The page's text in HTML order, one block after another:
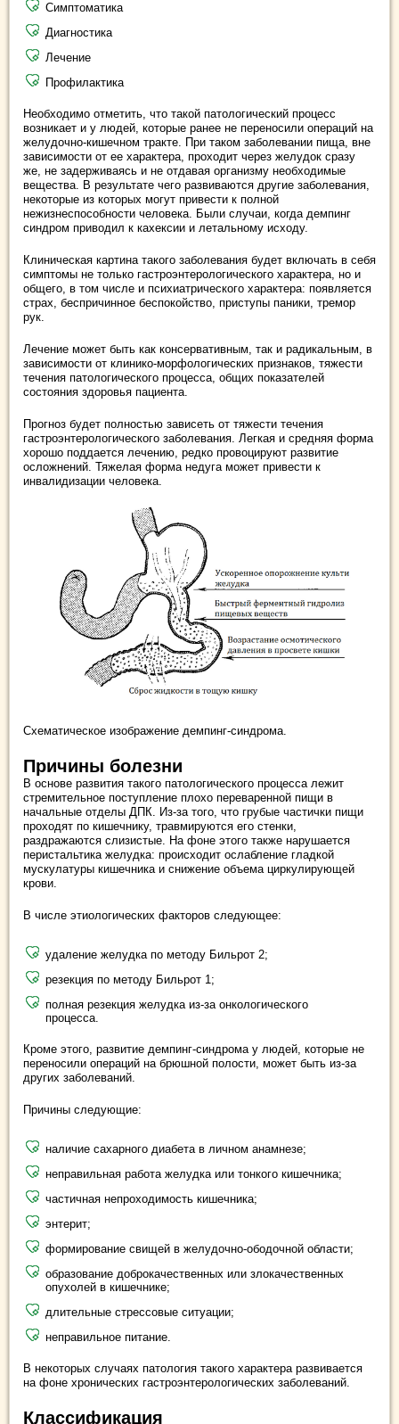
Симптоматика
Диагностика
Лечение
Профилактика
Необходимо отметить, что такой патологический процесс
возникает и у людей, которые ранее не переносили операций на
желудочно-кишечном тракте. При таком заболевании пища, вне
зависимости от ее характера, проходит через желудок сразу
же, не задерживаясь и не отдавая организму необходимые
вещества. В результате чего развиваются другие заболевания,
некоторые из которых могут привести к полной
нежизнеспособности человека. Были случаи, когда демпинг
синдром приводил к кахексии и летальному исходу.
Клиническая картина такого заболевания будет включать в себя
симптомы не только гастроэнтерологического характера, но и
общего, в том числе и психиатрического характера: появляется
страх, беспричинное беспокойство, приступы паники, тремор
рук.
Лечение может быть как консервативным, так и радикальным, в
зависимости от клинико-морфологических признаков, тяжести
течения патологического процесса, общих показателей
состояния здоровья пациента.
Прогноз будет полностью зависеть от тяжести течения
гастроэнтерологического заболевания. Легкая и средняя форма
хорошо поддается лечению, редко провоцируют развитие
осложнений. Тяжелая форма недуга может привести к
инвалидизации человека.
Схематическое изображение демпинг-синдрома.
Причины болезни
В основе развития такого патологического процесса лежит
стремительное поступление плохо переваренной пищи в
начальные отделы ДПК. Из-за того, что грубые частички пищи
проходят по кишечнику, травмируются его стенки,
раздражаются слизистые. На фоне этого также нарушается
перистальтика желудка: происходит ослабление гладкой
мускулатуры кишечника и снижение объема циркулирующей
крови.
В числе этиологических факторов следующее:
удаление желудка по методу Бильрот 2;
резекция по методу Бильрот 1;
полная резекция желудка из-за онкологического
процесса.
Кроме этого, развитие демпинг-синдрома у людей, которые не
переносили операций на брюшной полости, может быть из-за
других заболеваний.
Причины следующие:
наличие сахарного диабета в личном анамнезе;
неправильная работа желудка или тонкого кишечника;
частичная непроходимость кишечника;
энтерит;
формирование свищей в желудочно-ободочной области;
образование доброкачественных или злокачественных
опухолей в кишечнике;
длительные стрессовые ситуации;
неправильное питание.
В некоторых случаях патология такого характера развивается
на фоне хронических гастроэнтерологических заболеваний.
Классификация